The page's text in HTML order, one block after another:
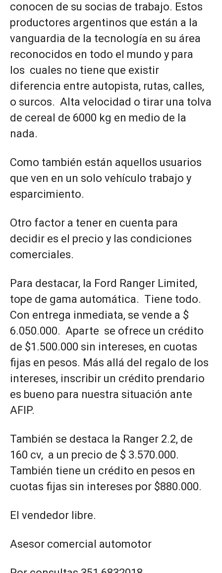
conocen de su socias de trabajo. Estos
productores argentinos que están a la
vanguardia de la tecnología en su área
reconocidos en todo el mundo y para
los cuales no tiene que existir
diferencia entre autopista, rutas, calles,
o surcos. Alta velocidad o tirar una tolva
de cereal de 6000 kg en medio de la
nada.
Como también están aquellos usuarios
que ven en un solo vehículo trabajo y
esparcimiento.
Otro factor a tener en cuenta para
decidir es el precio y las condiciones
comerciales.
Para destacar, la Ford Ranger Limited,
tope de gama automática. Tiene todo.
Con entrega inmediata, se vende a $
6.050.000. Aparte se ofrece un crédito
de $1.500.000 sin intereses, en cuotas
fijas en pesos. Más allá del regalo de los
intereses, inscribir un crédito prendario
es bueno para nuestra situación ante
AFIP.
También se destaca la Ranger 2.2, de
160 cv, a un precio de $ 3.570.000.
También tiene un crédito en pesos en
cuotas fijas sin intereses por $880.000.
El vendedor libre.
Asesor comercial automotor